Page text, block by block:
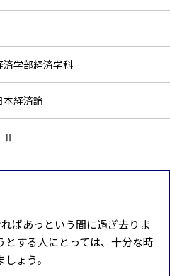
済学部経済学科
本経済論
Ⅱ
ばあっという間に過ぎ去りま
とする人にとっては、十分な時
ょう。